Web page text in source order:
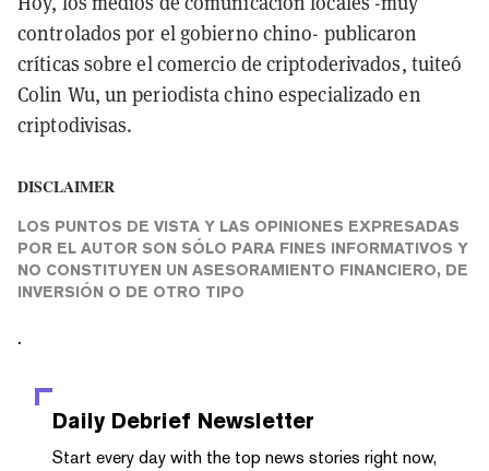
controlados por el gobierno chino- publicaron
críticas sobre el comercio de criptoderivados, tuiteó
Colin Wu, un periodista chino especializado en
criptodivisas.
DISCLAIMER
LOS PUNTOS DE VISTA Y LAS OPINIONES EXPRESADAS
POR EL AUTOR SON SÓLO PARA FINES INFORMATIVOS Y
NO CONSTITUYEN UN ASESORAMIENTO FINANCIERO, DE
INVERSIÓN O DE OTRO TIPO
.
Daily Debrief Newsletter
Start every day with the top news stories right now,